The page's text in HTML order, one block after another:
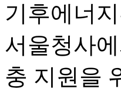
기후에너
서울청사
충 지원을